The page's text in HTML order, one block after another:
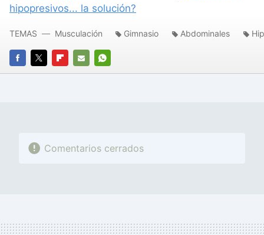
hipopresivos... la solución?
FACEBOOK
TWITTERFLIPBOARD
E-
WHATSAPP
TEMAS Musculación Gimnasio Abdominales
Comentarios cerrados